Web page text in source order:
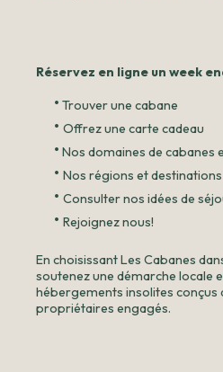
Réservez en ligne un week
• Trouver une cabane
• Offrez une carte cadeau
• Nos domaines de cabanes
• Nos régions et
• Consulter nos idées de
• Rejoignez nous!
En choisissant Les Cabanes
soutenez une démarche locale
hébergements insolites conçus
propriétaires engagés.